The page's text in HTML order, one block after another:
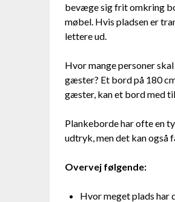
bevæge sig frit omkring
møbel. Hvis pladsen er
lettere ud.
Hvor mange personer
gæster? Et bord på 180
gæster, kan et bord med
Plankeborde har ofte en
udtryk, men det kan også
Overvej følgende:
Hvor meget plads har